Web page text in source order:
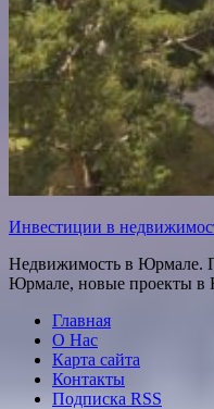
Инвестиции в
Недвижимость в Юрмале.
Юрмале, новые проекты в
Главная
О Нас
Карта сайта
Контакты
Подписка RSS